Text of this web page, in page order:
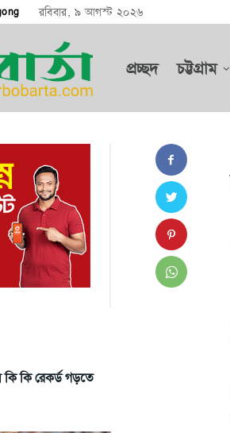
রবিবার, ৯ আগস্ট ২০২৬
প্রচ্ছদ চট্টগ্রাম
কি কি রেকর্ড গড়তে